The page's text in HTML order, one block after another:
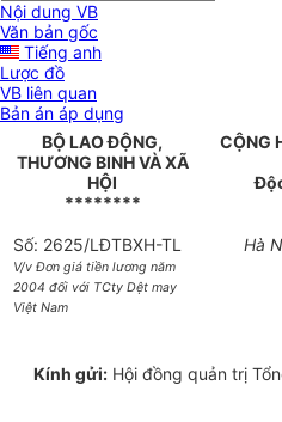
Nội dung VB
Văn bản gốc
Tiếng anh
Lược đồ
VB liên quan
Bản án áp dụng
BỘ LAO ĐỘNG,
THƯƠNG BINH VÀ XÃ
HỘI
********
CỘNG
Số: 2625/LĐTBXH-TL
V/v Đơn giá tiền lương năm
2004 đối với TCty Dệt may
Việt Nam
Hà
Kính gửi:Hội đồng quản trị